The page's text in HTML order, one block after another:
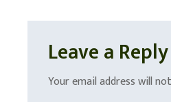
Leave a Reply
Your email address will